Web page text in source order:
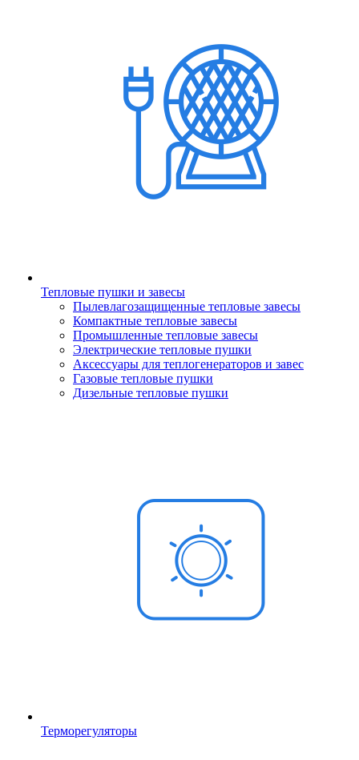
Тепловые пушки и завесы
Пылевлагозащищенные тепловые завесы
Компактные тепловые завесы
Промышленные тепловые завесы
Электрические тепловые пушки
Аксессуары для теплогенераторов и завес
Газовые тепловые пушки
Дизельные тепловые пушки
Терморегуляторы